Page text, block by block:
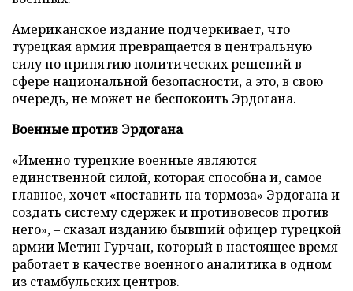
Американское издание подчеркивает, что
турецкая армия превращается в центральную
силу по принятию политических решений в
сфере национальной безопасности, а это, в свою
очередь, не может не беспокоить Эрдогана.
Военные против Эрдогана
«Именно турецкие военные являются
единственной силой, которая способна и, самое
главное, хочет «поставить на тормоза» Эрдогана и
создать систему сдержек и противовесов против
него», – сказал изданию бывший офицер турецкой
армии Метин Гурчан, который в настоящее время
работает в качестве военного аналитика в одном
из стамбульских центров.